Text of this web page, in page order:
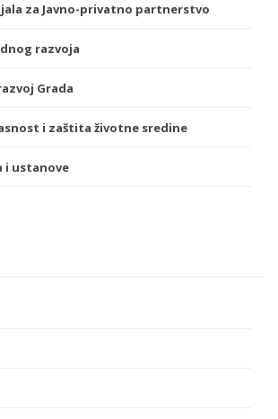
za Javno-privatno partnerstvo
razvoja
Grada
i zaštita životne sredine
i ustanove